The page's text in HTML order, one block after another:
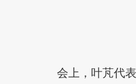
会上，叶芃代